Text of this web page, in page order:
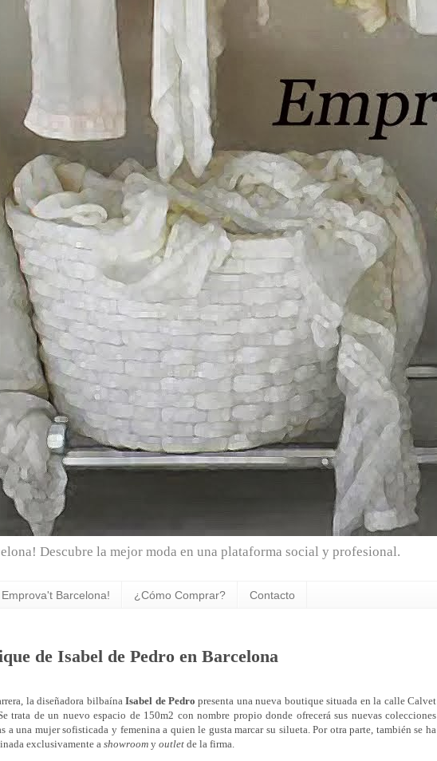
Descubre la mejor moda en una plataforma social y profesional.
Barcelona! ¿Cómo Comprar? Contacto
de Isabel de Pedro en Barcelona
la diseñadora bilbaínaIsabel de Pedro presenta una nueva boutique situada en la calle Calvet
trata de un nuevo espacio de 150m2 con nombre propio donde ofrecerá sus nuevas colecciones
a una mujer sofisticada y femenina a quien le gusta marcar su silueta. Por otra parte, también se ha
exclusivamente a showroom y outlet de la firma.